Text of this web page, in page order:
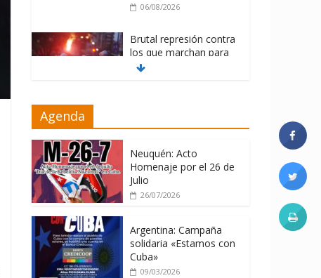
06/08/2026
Brutal represión contra
los que marchan para
que no se venda la
La ONU condena
contra Cuba
06/08/2026
Agenda
Neuquén: Acto
Homenaje por el 26 de
Julio
26/07/2026
Argentina: Campaña
solidaria «Estamos con
Cuba»
09/03/2026